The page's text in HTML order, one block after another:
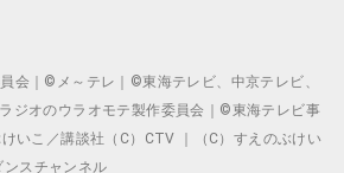
会｜©メ～テレ｜©東海テレビ、中京テレビ、
ジオのウラオモテ製作委員会｜©東海テレビ事
いこ／講談社（C）CTV ｜（C）すえのぶけい
スチャンネル